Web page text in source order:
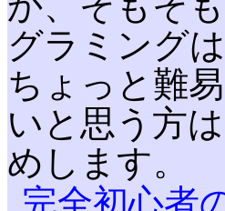
グラミング
ちょっと難
いと思う方
めします。
完全初心者